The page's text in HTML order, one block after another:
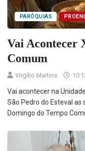
PARÓQUIAS
Vai Acontecer
Comum
Virgílio Martins
Vai acontecer na
São Pedro do Esteval as
Domingo do Tempo